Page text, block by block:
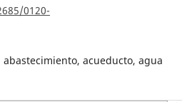
0120-
abastecimiento, acueducto, agua